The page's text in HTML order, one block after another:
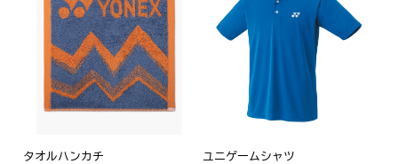
タオルハンカチ
ユニゲームシャツ